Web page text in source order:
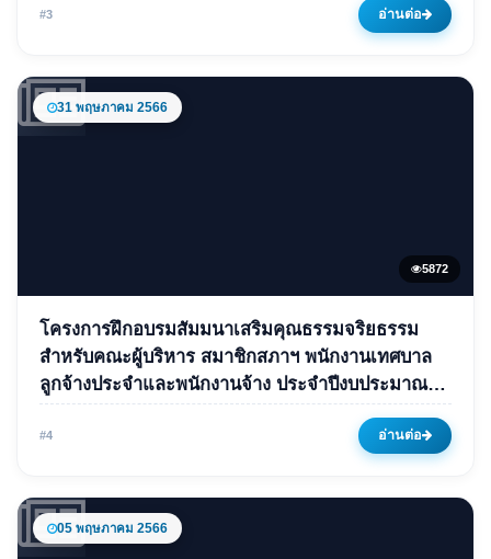
03 มีนาคม 2568
#3 อ่านต่อ
31 พฤษภาคม 2566
5872
โครงการฝึกอบรมสัมมนาเสริม
คุณธรรมจริยธรรมสำหรับคณะผู้
บริหาร สมาชิกสภาฯ พนักงาน
เทศบาล ลูกจ้างประจำและ
พนักงานจ้าง ประจำ
ปีงบประมาณ พ.ศ.2566
โครงการฝึกอบรมสัมมนาเสริมคุณธรรมจริยธรรม
สำหรับคณะผู้บริหาร สมาชิกสภาฯ พนักงานเทศบาล
ลูกจ้างประจำและพนักงานจ้าง ประจำปีงบประมาณ
พ.ศ.2566
#4 อ่านต่อ
05 พฤษภาคม 2566